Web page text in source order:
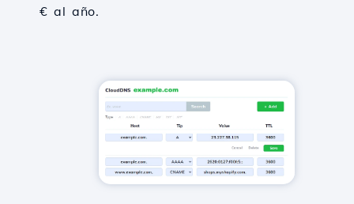
€ al año.